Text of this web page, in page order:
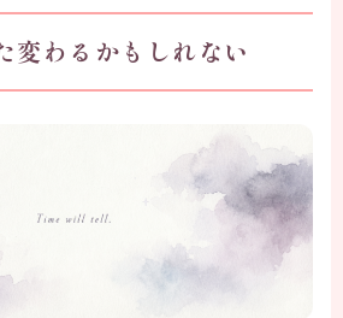
変わるかもしれない